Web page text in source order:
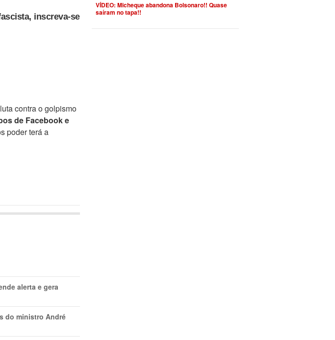
inscreva-se
contra o golpismo
de Facebook e
poder terá a
alerta e gera
do ministro André
VÍDEO: Micheque abandona Bolsonaro!! Quase
saíram no tapa!!